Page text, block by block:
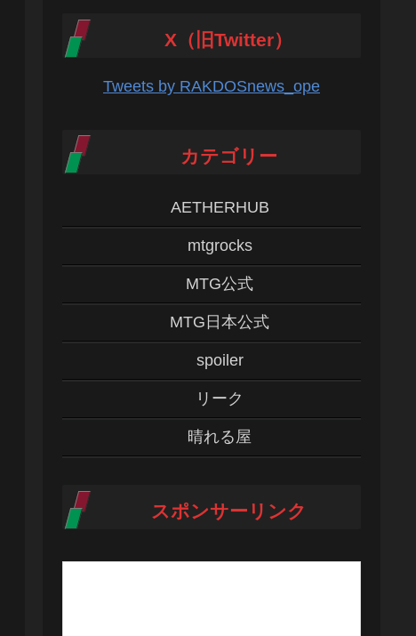
X（旧Twitter）
Tweets by RAKDOSnews_ope
カテゴリー
AETHERHUB
mtgrocks
MTG公式
MTG日本公式
spoiler
リーク
晴れる屋
スポンサーリンク